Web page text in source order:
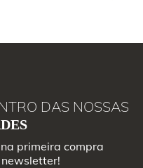
DAS NOSSAS
primeira compra